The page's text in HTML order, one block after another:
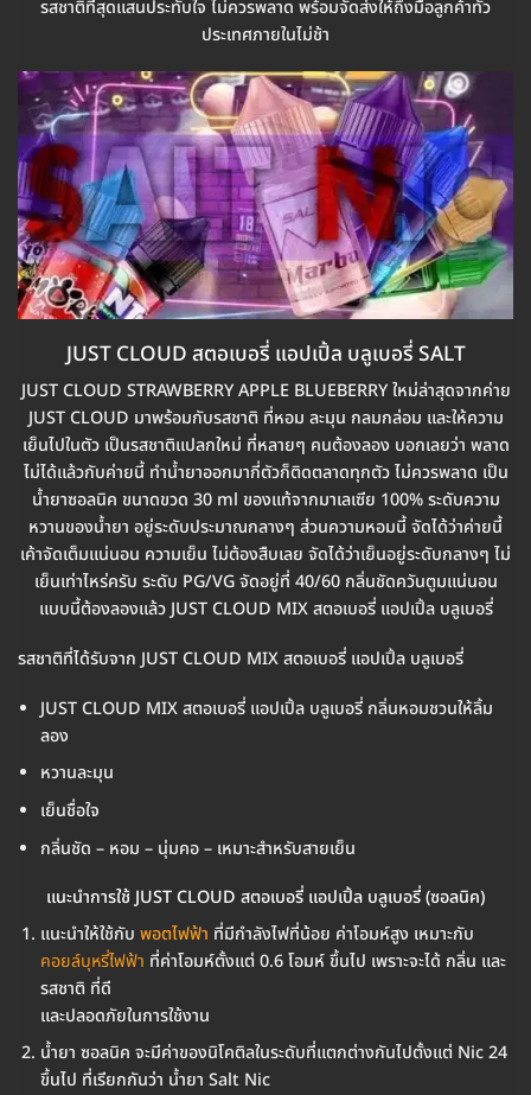
รสชาติที่สุดแสนประทับใจ ไม่ควรพลาด พร้อมจัดส่งให้ถึงมือลูกค้าทั่ว
ประเทศภายในไม่ช้า
JUST CLOUD สตอเบอรี่ แอปเปิ้ล บลูเบอรี่ SALT
JUST CLOUD STRAWBERRY APPLE BLUEBERRY ใหม่ล่าสุดจากค่าย
JUST CLOUD มาพร้อมกับรสชาติ ที่หอม ละมุน กลมกล่อม และให้ความ
เย็นไปในตัว เป็นรสชาติแปลกใหม่ ที่หลายๆ คนต้องลอง บอกเลยว่า พลาด
ไม่ได้แล้วกับค่ายนี้ ทำน้ำยาออกมากี่ตัวก็ติดตลาดทุกตัว ไม่ควรพลาด เป็น
น้ำยาซอลนิค ขนาดขวด 30 ml ของแท้จากมาเลเซีย 100% ระดับความ
หวานของน้ำยา อยู่ระดับประมาณกลางๆ ส่วนความหอมนี้ จัดได้ว่าค่ายนี้
เค้าจัดเต็มแน่นอน ความเย็น ไม่ต้องสืบเลย จัดได้ว่าเย็นอยู่ระดับกลางๆ ไม่
เย็นเท่าไหร่ครับ ระดับ PG/VG จัดอยู่ที่ 40/60 กลิ่นชัดควันตูมแน่นอน
แบบนี้ต้องลองแล้ว JUST CLOUD MIX สตอเบอรี่ แอปเปิ้ล บลูเบอรี่
รสชาติที่ได้รับจาก JUST CLOUD MIX สตอเบอรี่ แอปเปิ้ล บลูเบอรี่
JUST CLOUD MIX สตอเบอรี่ แอปเปิ้ล บลูเบอรี่ กลิ่นหอมชวนให้ลิ้ม
ลอง
หวานละมุน
เย็นชื่อใจ
กลิ่นชัด – หอม – นุ่มคอ – เหมาะสำหรับสายเย็น
แนะนำการใช้ JUST CLOUD สตอเบอรี่ แอปเปิ้ล บลูเบอรี่ (ซอลนิค)
แนะนำให้ใช้กับ พอตไฟฟ้า ที่มีกำลังไฟที่น้อย ค่าโอมห์สูง เหมาะกับ
คอยล์บุหรี่ไฟฟ้า ที่ค่าโอมห์ตั้งแต่ 0.6 โอมห์ ขึ้นไป เพราะจะได้ กลิ่น และ
รสชาติ ที่ดี
และปลอดภัยในการใช้งาน
น้ำยา ซอลนิค จะมีค่าของนิโคติลในระดับที่แตกต่างกันไปตั้งแต่ Nic 24
ขึ้นไป ที่เรียกกันว่า น้ำยา Salt Nic